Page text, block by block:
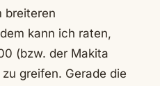
breiteren
kann ich raten,
(bzw. der Makita
greifen. Gerade die